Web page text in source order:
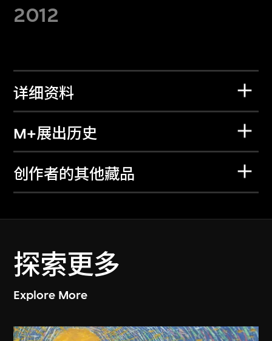
2012
详细资料
M+展出历史
创作者的其他藏品
探索更多
Explore More